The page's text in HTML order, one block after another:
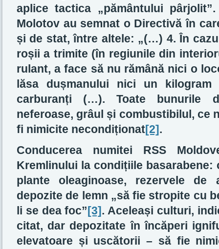
aplice tactica „pământului
Molotov au semnat o Directivă în
și de stat, între altele: „(…) 4. În
roșii a trimite (în regiunile din
rulant, a face să nu rămână nici o
lăsa dușmanului nici un
carburanți (…). Toate bunurile
neferoase, grâul și combustibilul, ce
fi nimicite necondiționat[2].
Conducerea numitei RSS
Kremlinului la condițiile basarabene:
plante oleaginoase, rezervele
depozite de lemn „să fie stropite cu
li se dea foc”[3]. Aceleași culturi,
citat, dar depozitate în încăperi
elevatoare și uscătorii – să fie